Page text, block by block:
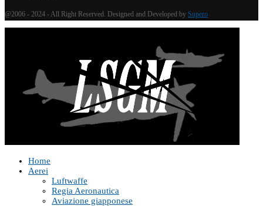
@2006 - 2024 - All Right Reserved. Designed and Developed by Supero
Home
Aerei
Luftwaffe
Regia Aeronautica
Aviazione giapponese